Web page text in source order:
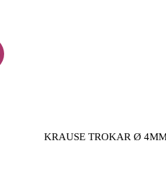
KRAUSE TROKAR Ø